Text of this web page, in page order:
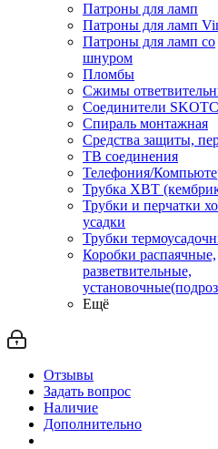
Патроны для ламп
Патроны для ламп
Патроны для ламп со
шнуром
Пломбы
Сжимы
Соединители
Спираль монтажная
Средства защиты,
ТВ соединения
Телефония/
Трубка ХВТ
Трубки и перчатки
усадки
Трубки
Коробки распаячные,
разветвительные,
Ещё
Отзывы
Задать вопрос
Наличие
Дополнительно